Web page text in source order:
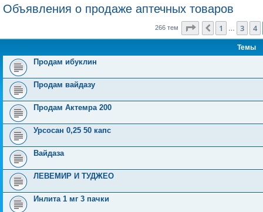
Объявления о продаже аптечных товаров
266 тем Страница из 11
Пред.
1 3 4
Темы
Продам ибуклин
Продам вайдазу
Продам Актемра 200
Урсосан 0,25 50 капс
Вайдаза
ЛЕВЕМИР И ТУДЖЕО
Инлита 1 мг 3 пачки